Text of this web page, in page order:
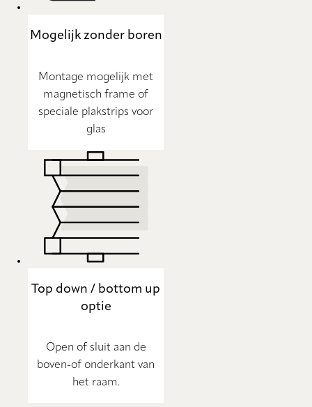
Mogelijk zonder boren
Montage mogelijk met
magnetisch frame of
speciale plakstrips voor
glas
Top down / bottom up
optie
Open of sluit aan de
boven-of onderkant van
het raam.